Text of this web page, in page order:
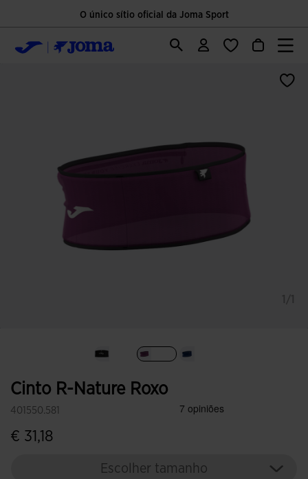
O único sítio oficial da Joma Sport
Cinto R-Nature Roxo
401550.581
€ 31,18
Escolher tamanho